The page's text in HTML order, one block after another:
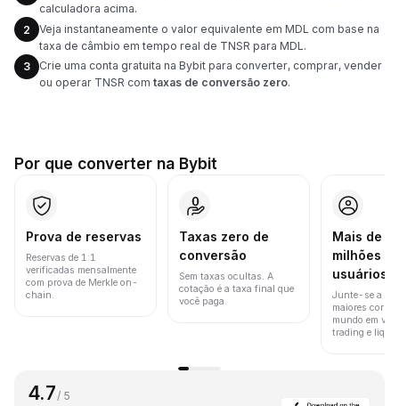
calculadora acima.
2
Veja instantaneamente o valor equivalente em MDL com base na
taxa de câmbio em tempo real de TNSR para MDL.
3
Crie uma conta gratuita na Bybit para converter, comprar, vender
ou operar TNSR com taxas de conversão zero.
Por que converter na Bybit
Prova de reservas
Reservas de 1:1
verificadas mensalmente
com prova de Merkle on-
chain.
Taxas zero de
conversão
Sem taxas ocultas. A
cotação é a taxa final que
você paga.
Mais de
milhões
usuários
Junte-se a
maiores
mundo em
trading e
4.7/ 5